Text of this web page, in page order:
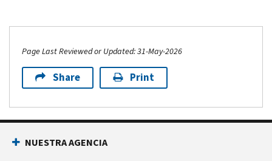
Page Last Reviewed or Updated: 31-May-2026
Share Print
NUESTRA AGENCIA